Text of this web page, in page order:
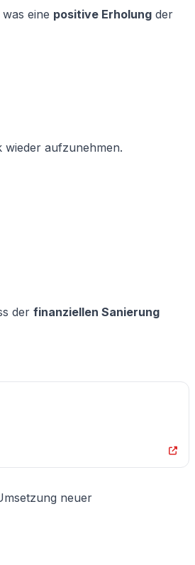
eine positive Erholung der
wieder aufzunehmen.
der finanziellen Sanierung
neuer